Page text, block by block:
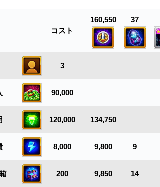
コスト
160,550 37
3
90,000
120,000 134,750
8,000 9,800 9
200 9,850 14